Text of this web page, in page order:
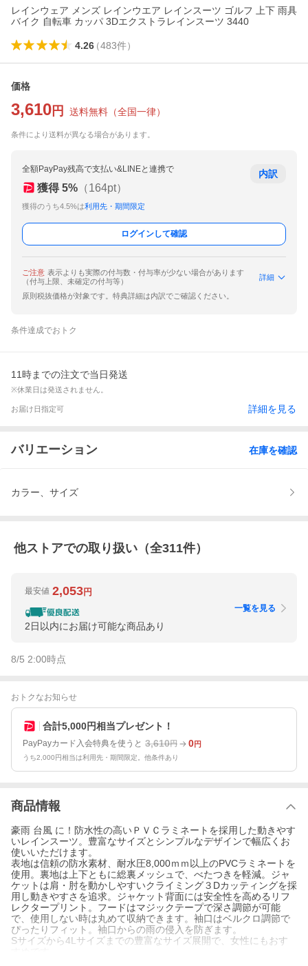
レインウェア メンズ レインウエア レインスーツ ゴルフ 上下 雨具
バイク 自転車 カッパ 3Dエクストラレインスーツ 3440
4.26（483件）
価格
3,610 円 送料無料 （全国一律）
条件により送料が異なる場合があります。
全額PayPay残高で支払い&LINEと連携で
獲得 5% （164pt）
獲得のうち4.5%は利用先・期間限定
内訳
ログインして確認
ご注意 表示よりも実際の付与数・付与率が少ない場合があります
（付与上限、未確定の付与等）
詳細
原則税抜価格が対象です。特典詳細は内訳でご確認ください。
条件達成でおトク
11時までの注文で当日発送
※休業日は発送されません。
お届け日指定可 詳細を見る
バリエーション 在庫を確認
カラー、サイズ
他ストアでの取り扱い（全311件）
最安値 2,053円
2日以内にお届け可能な商品あり
一覧を見る
8/5 2:00時点
おトクなお知らせ
合計5,000円相当プレゼント！
PayPayカード入会特典を使うと 3,610円 0円
うち2,000円相当は利用先・期間限定。他条件あり
商品情報
豪雨 台風 に！防水性の高いＰＶＣラミネートを採用した動きやす
いレインスーツ。豊富なサイズとシンプルなデザインで幅広くお
使いいただけます。
表地は信頼の防水素材、耐水圧8,000ｍｍ以上のPVCラミネートを
使用。裏地は上下ともに総裏メッシュで、べたつきを軽減。ジャ
ケットは肩・肘を動かしやすいクライミング３Dカッティングを採
用し動きやすさを追求。ジャケット背面には安全性を高めるリフ
レクタープリント。フードはマジックテープで深さ調節が可能
で、使用しない時は丸めて収納できます。袖口はベルクロ調節で
ぴったりフィット。袖口からの雨の侵入を防ぎます。
Sサイズから4Lサイズまでの豊富なサイズ展開で、女性にもおす